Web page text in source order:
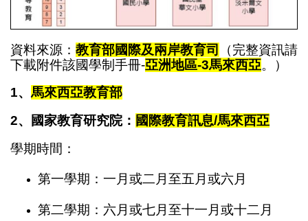
資料來源： 教育部國際及兩岸教育司
（完整資訊請
下載附件該國學制手冊-亞洲地區-3馬來西亞。）
1、 馬來西亞教育部
2、
國家教育研究院： 國際教育訊息/馬來西亞
學期時間：
第一學期：一月或二月至五月或六月
第二學期：六月或七月至十一月或十二月